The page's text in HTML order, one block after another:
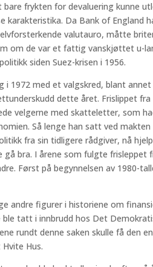
frykten for devaluering kunne
karakteristika. Da Bank of England
valutauro, måtte
om de var et fattig vanskjøttet u-
siden Suez-krisen i 1956.
i 1972 med et valgskred, blant
dette året. Frislippet
velgerne med skatteletter, som
Så lenge han satt ved
fra sin tidligere rådgiver, nå
gå bra. I årene som fulgte frisleppet
Først på begynnelsen av 1980-
andre figurer i historiene om
ble tatt i innbrudd hos Det
rundt denne saken skulle få den
Hus.